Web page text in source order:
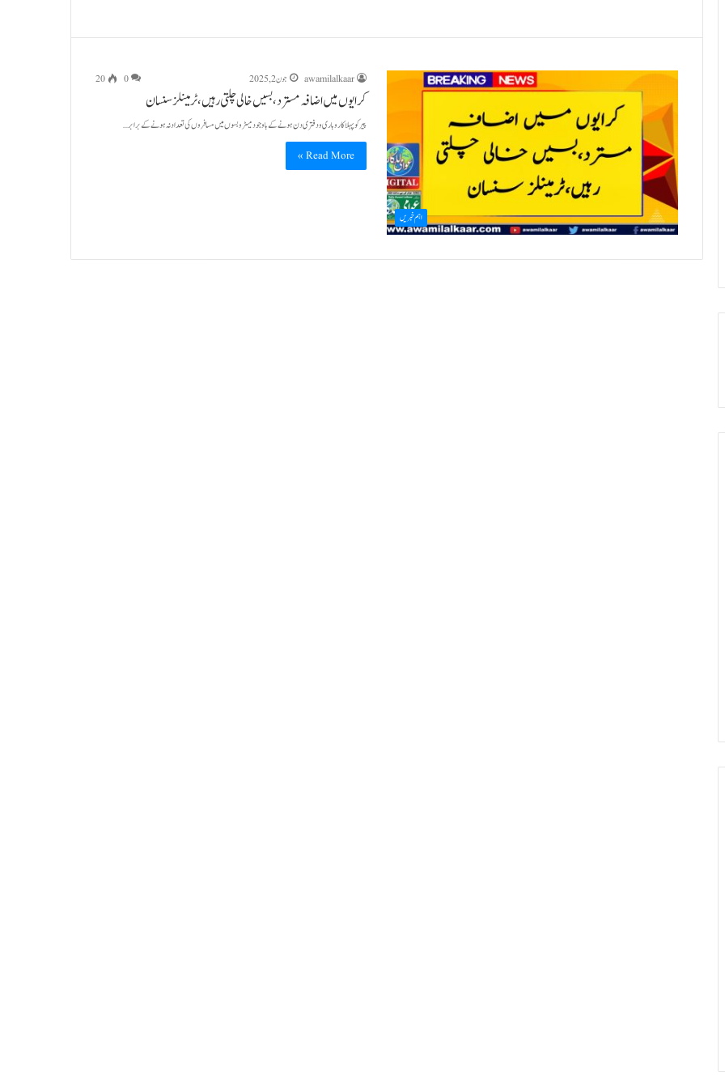
اہم خبریں
awamilalkaar جون 2, 2025 0
20
کرایوں میں اضافہ مسترد،بسیں خالی چلتی رہیں،ٹرمینلز سنسان
پیر کو پہلا کاروباری و دفتری دن ہونے کے باوجود میٹرو بسوں میں مسافروں کی تعداد نہ ہونے کے برابر…
Read More »